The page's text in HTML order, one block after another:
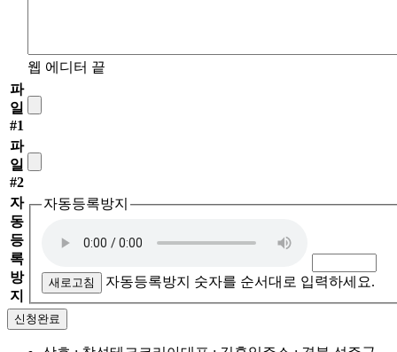
웹 에디터 끝
파
일
#1
파
일
#2
자
동
등
록
방
지
자동등록방지
새로고침 자동등록방지 숫자를 순서대로 입력하세요.